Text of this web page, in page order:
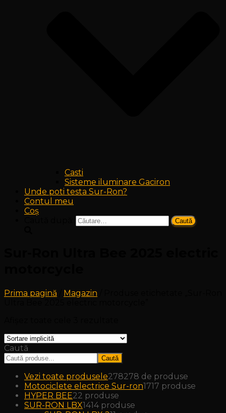
Casti
Sisteme iluminare Gaciron
Unde poti testa Sur-Ron?
Contul meu
Coș
Prima pagină Magazin
Caută
Caută
Vezi toate produsele278278 de produse
Motociclete electrice Sur-ron1717 produse
HYPER BEE22 produse
SUR-RON LBX1414 produse